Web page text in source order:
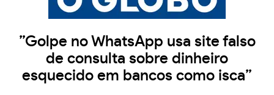
”Golpe no WhatsApp usa site falso
de consulta sobre dinheiro
esquecido em bancos como isca”